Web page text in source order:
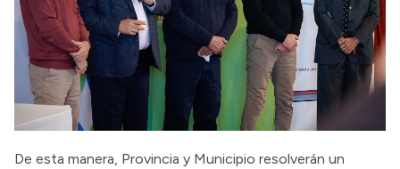
De esta manera, Provincia y Municipio resolverán un